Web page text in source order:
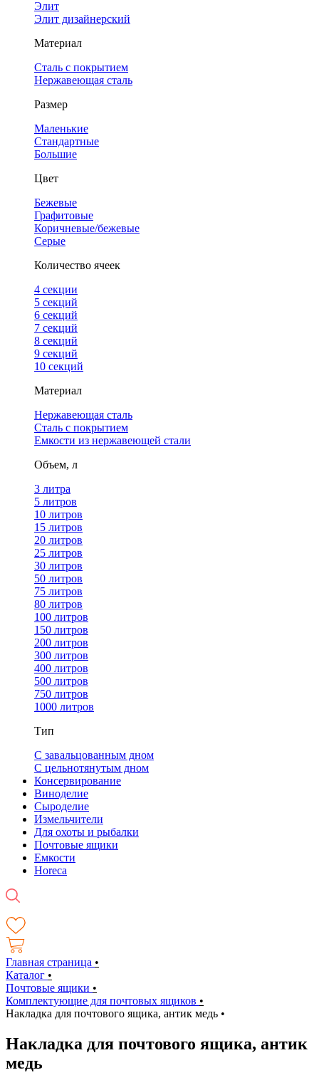
Элит
Элит дизайнерский
Материал
Сталь с покрытием
Нержавеющая сталь
Размер
Маленькие
Стандартные
Большие
Цвет
Бежевые
Графитовые
Коричневые/бежевые
Серые
Количество ячеек
4 cекции
5 секций
6 секций
7 секций
8 секций
9 секций
10 секций
Материал
Нержавеющая сталь
Сталь с покрытием
Емкости из нержавеющей стали
Объем, л
3 литра
5 литров
10 литров
15 литров
20 литров
25 литров
30 литров
50 литров
75 литров
80 литров
100 литров
150 литров
200 литров
300 литров
400 литров
500 литров
750 литров
1000 литров
Тип
С завальцованным дном
С цельнотянутым дном
Консервирование
Виноделие
Сыроделие
Измельчители
Для охоты и рыбалки
Почтовые ящики
Емкости
Horeca
Главная страница •
Каталог •
Почтовые ящики •
Комплектующие для почтовых ящиков •
Накладка для почтового ящика, антик медь •
Накладка для почтового ящика, антик
медь